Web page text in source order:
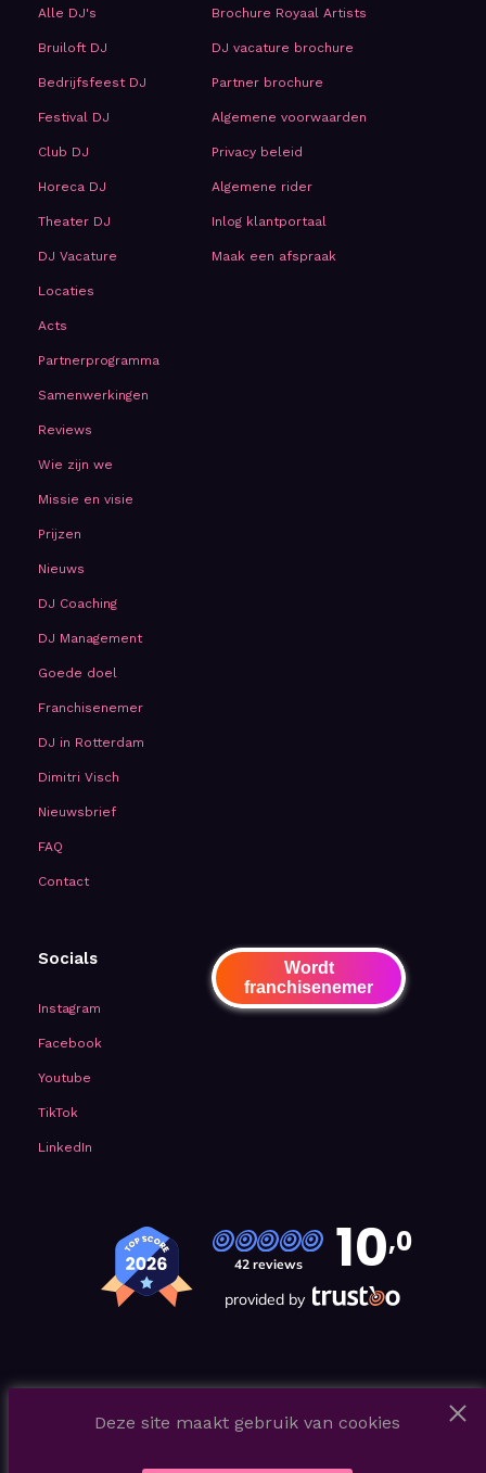
Alle DJ's
Bruiloft DJ
Bedrijfsfeest DJ
Festival DJ
Club DJ
Horeca DJ
Theater DJ
DJ Vacature
Locaties
Acts
Partnerprogramma
Samenwerkingen
Reviews
Wie zijn we
Missie en visie
Prijzen
Nieuws
DJ Coaching
DJ Management
Goede doel
Franchisenemer
DJ in Rotterdam
Dimitri Visch
Nieuwsbrief
FAQ
Contact
Brochure Royaal Artists
DJ vacature brochure
Partner brochure
Algemene voorwaarden
Privacy beleid
Algemene rider
Inlog klantportaal
Maak een afspraak
Socials
Instagram
Facebook
Youtube
TikTok
LinkedIn
Wordt
franchisenemer
42 reviews 10,0
provided by
Deze site maakt gebruik van cookies